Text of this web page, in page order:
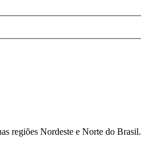
regiões Nordeste e Norte do Brasil.